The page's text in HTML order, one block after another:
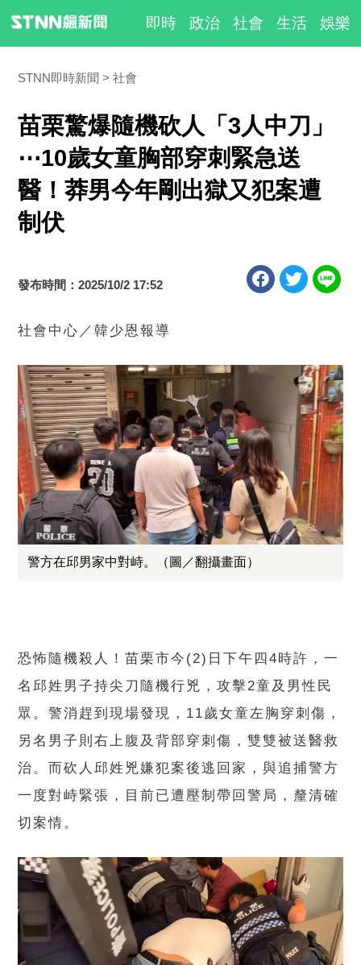
即時 政治 社會 生活 娛樂
STNN即時新聞 社會
苗栗驚爆隨機砍人「3人中刀」
⋯10歲女童胸部穿刺緊急送
醫！莽男今年剛出獄又犯案遭
制伏
發布時間：2025/10/2 17:52
社會中心／韓少恩報導
警方在邱男家中對峙。（圖／翻攝畫面）
恐怖隨機殺人！苗栗市今(2)日下午四4時許，一
名邱姓男子持尖刀隨機行兇，攻擊2童及男性民
眾。警消趕到現場發現，11歲女童左胸穿刺傷，
另名男子則右上腹及背部穿刺傷，雙雙被送醫救
治。而砍人邱姓兇嫌犯案後逃回家，與追捕警方
一度對峙緊張，目前已遭壓制帶回警局，釐清確
切案情。